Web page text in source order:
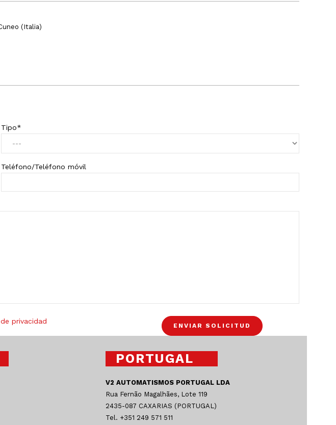
(Italia)
Tipo*
Teléfono/Teléfono móvil
privacidad
PORTUGAL
V2 AUTOMATISMOS PORTUGAL LDA
Rua Fernão Magalhães, Lote 119
2435-087 CAXARIAS (PORTUGAL)
Tel. +351 249 571 511